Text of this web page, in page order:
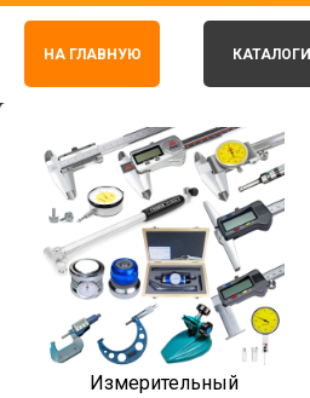
НА ГЛАВНУЮ КАТАЛОГИ
Измерительный